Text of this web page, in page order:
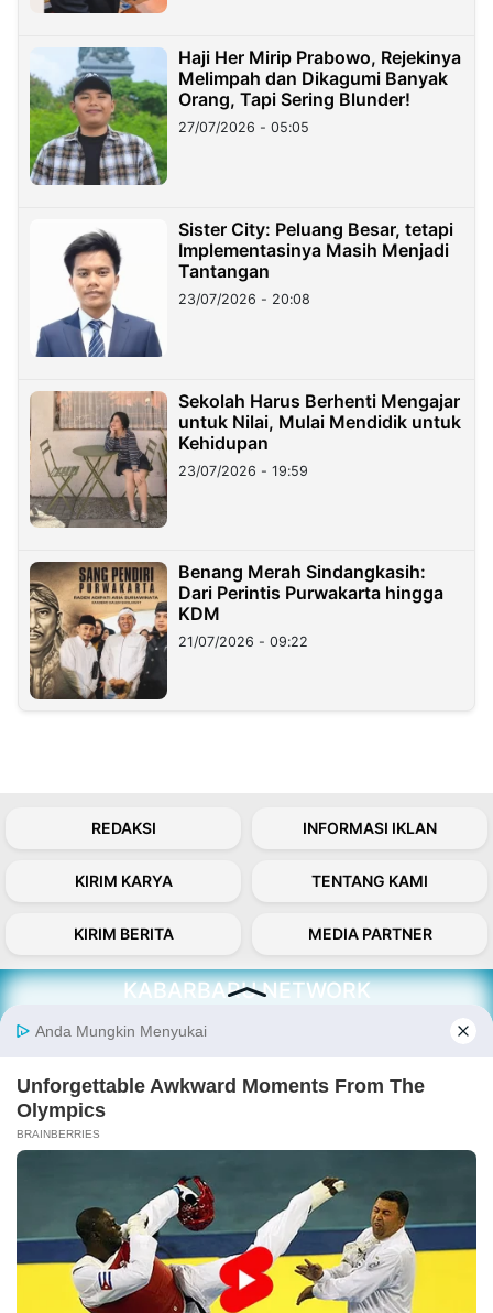
Haji Her Mirip Prabowo, Rejekinya
Melimpah dan Dikagumi Banyak
Orang, Tapi Sering Blunder!
27/07/2026 - 05:05
Sister City: Peluang Besar, tetapi
Implementasinya Masih Menjadi
Tantangan
23/07/2026 - 20:08
Sekolah Harus Berhenti Mengajar
untuk Nilai, Mulai Mendidik untuk
Kehidupan
23/07/2026 - 19:59
Benang Merah Sindangkasih:
Dari Perintis Purwakarta hingga
KDM
21/07/2026 - 09:22
REDAKSI INFORMASI IKLAN
KIRIM KARYA TENTANG KAMI
KIRIM BERITA MEDIA PARTNER
KABARBARU NETWORK
inspiratif dari sudut pandang berbaik sangka
serta terverifikasi dari sumber yang tepat.
Follow Kabarbaru